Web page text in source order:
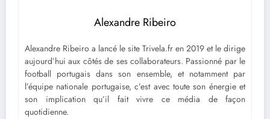
Alexandre Ribeiro
Alexandre Ribeiro a lancé le site Trivela.fr en 2019 et le dirige
aujourd’hui aux côtés de ses collaborateurs. Passionné par le
football portugais dans son ensemble, et notamment par
l’équipe nationale portugaise, c’est avec toute son énergie et
son implication qu’il fait vivre ce média de façon
quotidienne.